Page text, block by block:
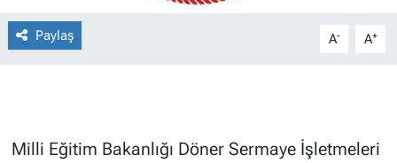
Paylaş A- A+
Milli Eğitim Bakanlığı Döner Sermaye İşletmeleri